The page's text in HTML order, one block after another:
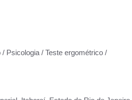
Psicologia / Teste ergométrico /